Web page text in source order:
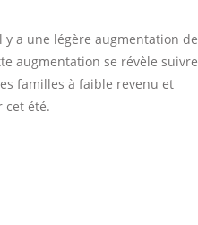
y a une légère augmentation de
augmentation se révèle suivre
familles à faible revenu et
cet été.